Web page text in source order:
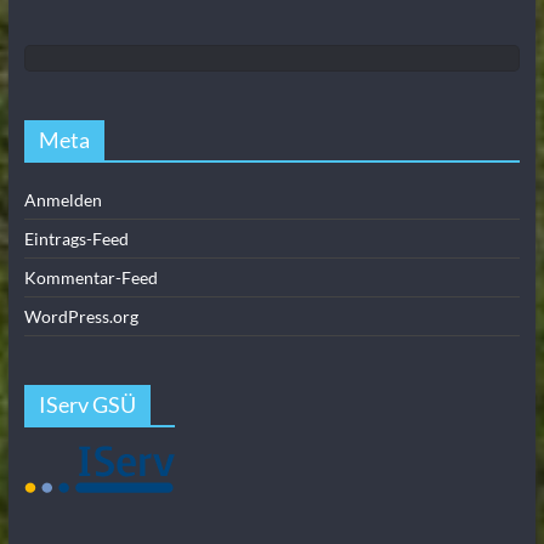
Meta
Anmelden
Eintrags-Feed
Kommentar-Feed
WordPress.org
IServ GSÜ